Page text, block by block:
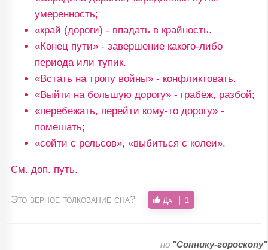
умеренность;
«край (дороги) - впадать в крайность.
«Конец пути» - завершение какого-либо
периода или тупик.
«Встать на тропу войны» - конфликтовать.
«Выйти на большую дорогу» - грабёж, разбой;
«перебежать, перейти кому-то дорогу» -
помешать;
«сойти с рельсов», «выбиться с колеи».
См. доп. путь.
Это верное толкование сна? Да 1
по "Соннику-гороскопу"